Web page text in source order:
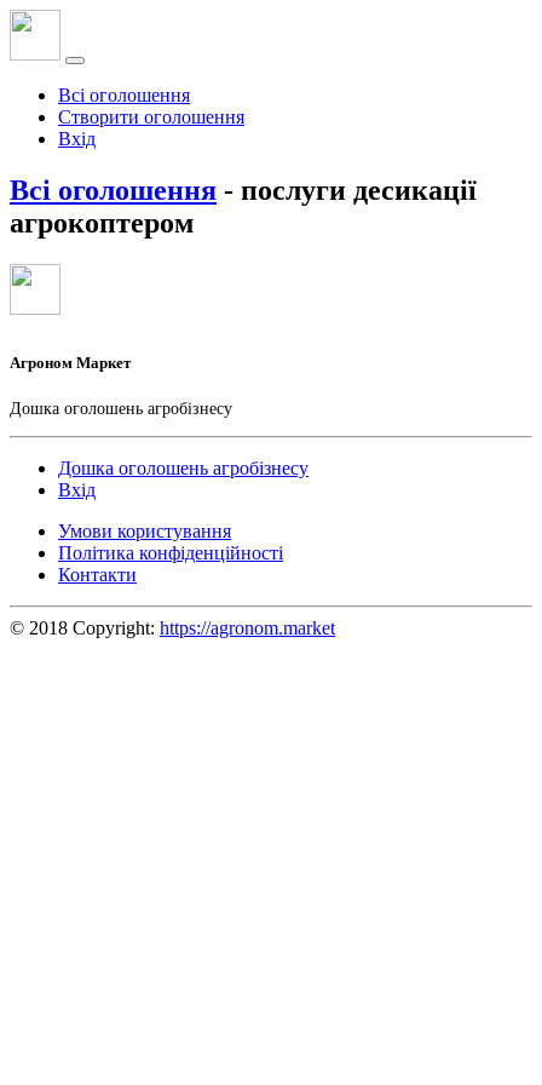
Всі оголошення
Створити оголошення
Вхід
Всі оголошення - послуги десикації
агрокоптером
Агроном Маркет
Дошка оголошень агробізнесу
Дошка оголошень агробізнесу
Вхід
Умови користування
Політика конфіденційності
Контакти
© 2018 Copyright: https://agronom.market